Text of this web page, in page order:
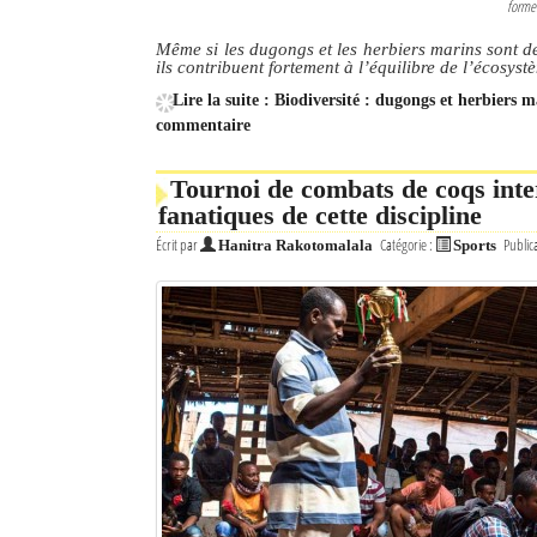
Même si les dugongs et les herbiers marins sont
ils contribuent fortement à l’équilibre de
Lire la suite : Biodiversité : dugongs et herbiers
commentaire
Tournoi de combats de coqs
fanatiques de cette discipline
Écrit par Hanitra Rakotomalala Catégorie : Sports